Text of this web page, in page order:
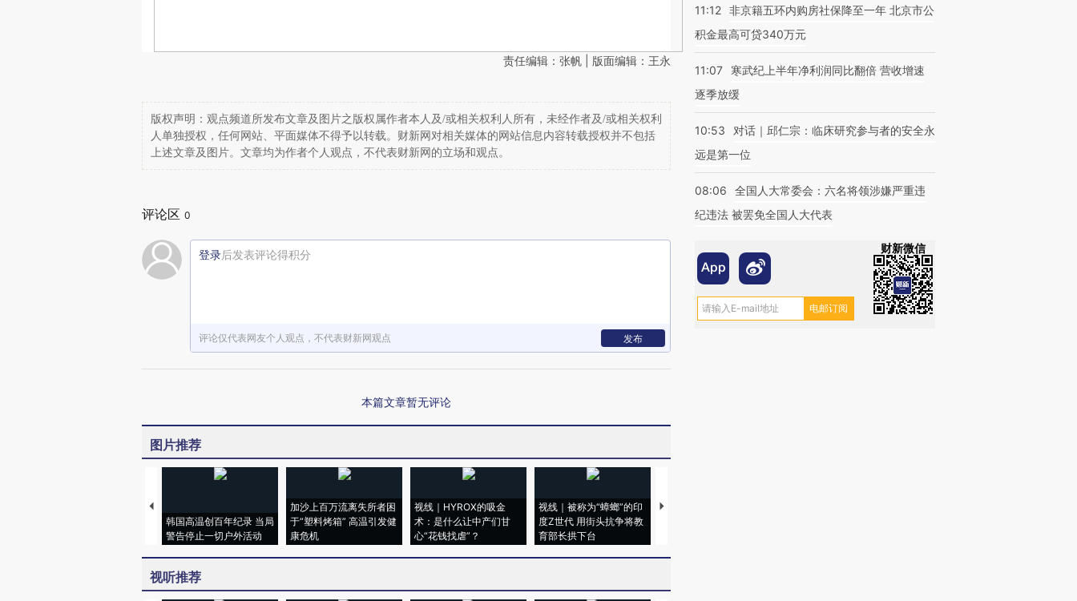
责任编辑：张帆 | 版面编辑：王永
版权声明：观点频道所发布文章及图片之版权属作者本人及/或相关权利人所有，未经作者及/或相关权利
人单独授权，任何网站、平面媒体不得予以转载。财新网对相关媒体的网站信息内容转载授权并不包括
上述文章及图片。文章均为作者个人观点，不代表财新网的立场和观点。
评论区 0
登录后发表评论得积分
评论仅代表网友个人观点，不代表财新网观点 发布
本篇文章暂无评论
图片推荐
韩国高温创百年纪录 当局
警告停止一切户外活动
加沙上百万流离失所者困
于“塑料烤箱” 高温引发健
康危机
视线｜HYROX的吸金
术：是什么让中产们甘
心“花钱找虐”？
视线｜被称为“蟑螂”的印
度Z世代 用街头抗争将教
育部长拱下台
视线｜“入侵”还是“人道危
视听推荐
11:12 非京籍五环内购房社保降至一年 北京市公
积金最高可贷340万元
11:07
寒武纪上半年净利润同比翻倍 营收增速
逐季放缓
10:53
对话｜邱仁宗：临床研究参与者的安全永
远是第一位
08:06
全国人大常委会：六名将领涉嫌严重违
纪违法 被罢免全国人大代表
财新微信